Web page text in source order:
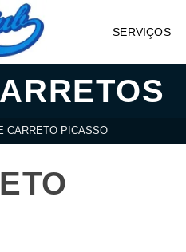
SERVIÇOS
CARRETO PICASSO